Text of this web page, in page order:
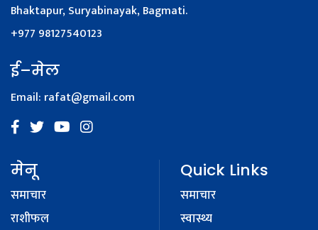
Bhaktapur, Suryabinayak, Bagmati.
+977 98127540123
ई–मेल
Email: rafat@gmail.com
मेनू
समाचार
राशीफल
Quick Links
समाचार
स्वास्थ्य